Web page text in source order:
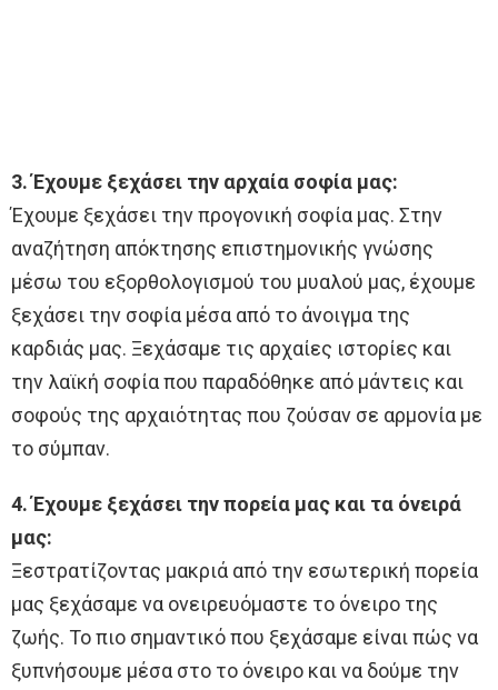
3. Έχουμε ξεχάσει την αρχαία σοφία μας:
Έχουμε ξεχάσει την προγονική σοφία μας. Στην
αναζήτηση απόκτησης επιστημονικής γνώσης
μέσω του εξορθολογισμού του μυαλού μας, έχουμε
ξεχάσει την σοφία μέσα από το άνοιγμα της
καρδιάς μας. Ξεχάσαμε τις αρχαίες ιστορίες και
την λαϊκή σοφία που παραδόθηκε από μάντεις και
σοφούς της αρχαιότητας που ζούσαν σε αρμονία με
το σύμπαν.
4. Έχουμε ξεχάσει την πορεία μας και τα όνειρά
μας:
Ξεστρατίζοντας μακριά από την εσωτερική πορεία
μας ξεχάσαμε να ονειρευόμαστε το όνειρο της
ζωής. Το πιο σημαντικό που ξεχάσαμε είναι πώς να
ξυπνήσουμε μέσα στο το όνειρο και να δούμε την